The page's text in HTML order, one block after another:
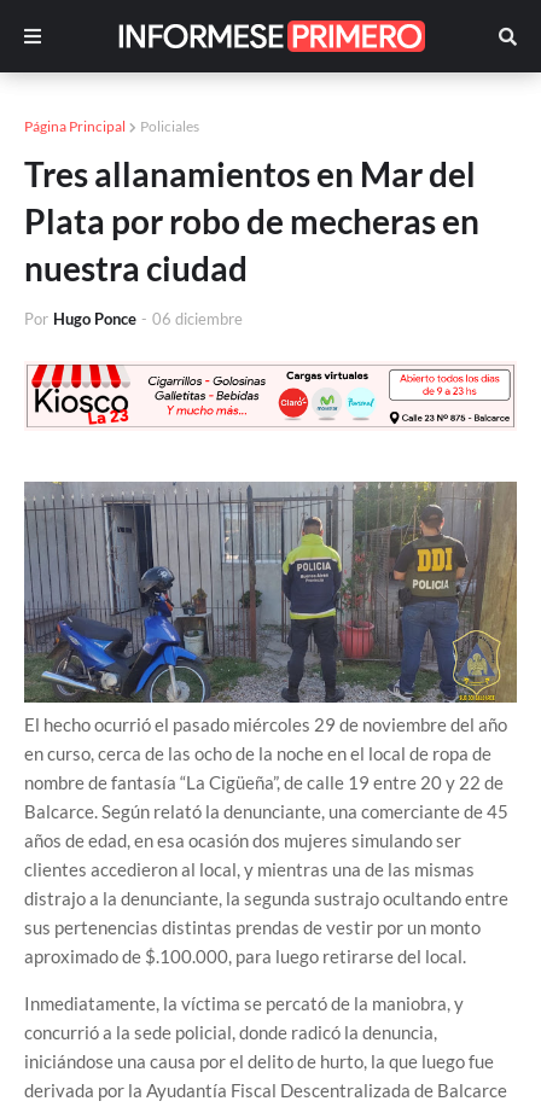
Página Principal Policiales
Tres allanamientos en Mar del
Plata por robo de mecheras en
nuestra ciudad
Por Hugo Ponce - 06 diciembre
El hecho ocurrió el pasado miércoles 29 de noviembre del año
en curso, cerca de las ocho de la noche en el local de ropa de
nombre de fantasía “La Cigüeña”, de calle 19 entre 20 y 22 de
Balcarce. Según relató la denunciante, una comerciante de 45
años de edad, en esa ocasión dos mujeres simulando ser
clientes accedieron al local, y mientras una de las mismas
distrajo a la denunciante, la segunda sustrajo ocultando entre
sus pertenencias distintas prendas de vestir por un monto
aproximado de $.100.000, para luego retirarse del local.
Inmediatamente, la víctima se percató de la maniobra, y
concurrió a la sede policial, donde radicó la denuncia,
iniciándose una causa por el delito de hurto, la que luego fue
derivada por la Ayudantía Fiscal Descentralizada de Balcarce